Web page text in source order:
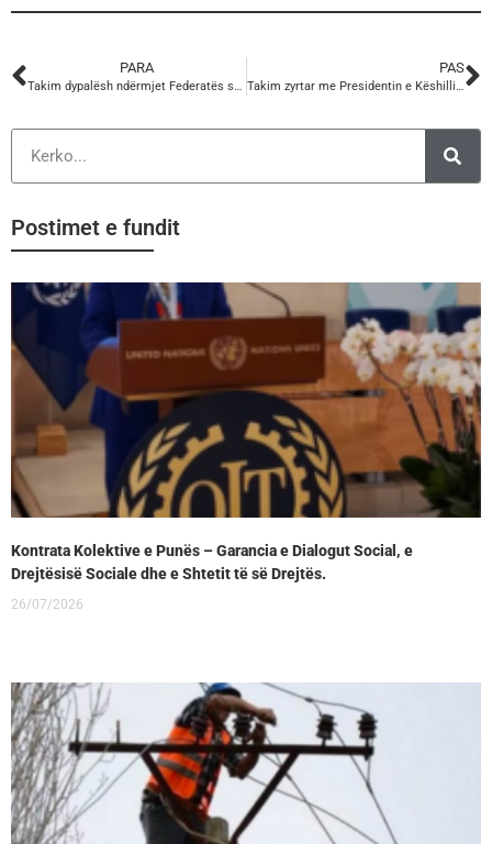
PARA
Takim dypalësh ndërmjet Federatës së Sindikatës së Punonjësve të Transportit dhe Telekomunikacionit
PAS
Takim zyrtar me Presidentin e Këshillit Ekonomik e Social Europian (EESC) dhe Kabinetin e tij në Zyrat e KSSH-së
Postimet e fundit
Kontrata Kolektive e Punës – Garancia e Dialogut Social, e
Drejtësisë Sociale dhe e Shtetit të së Drejtës.
26/07/2026